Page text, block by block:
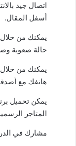
اتصال جيد
أسفل المقال.
يمكنك من
حالة صعوبة
يمكنك من
هاتفك مع
المتاجر
مشارك في